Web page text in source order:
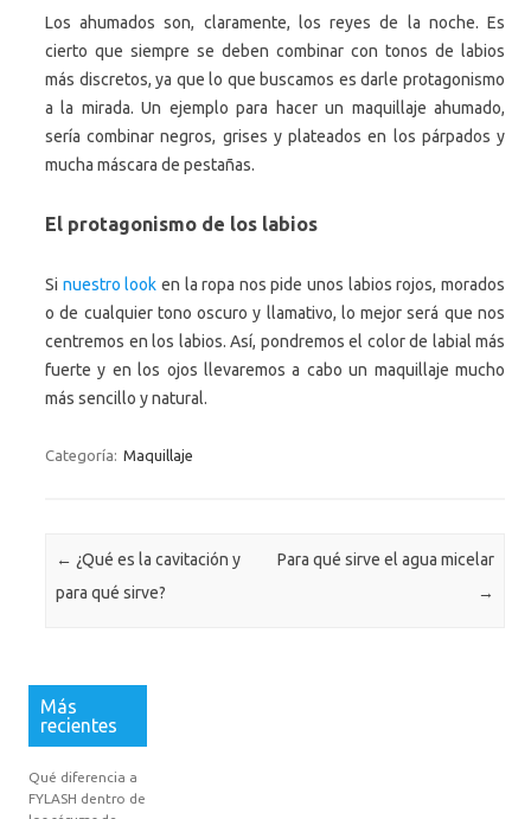
Los ahumados son, claramente, los reyes de la noche. Es
cierto que siempre se deben combinar con tonos de labios
más discretos, ya que lo que buscamos es darle protagonismo
a la mirada. Un ejemplo para hacer un maquillaje ahumado,
sería combinar negros, grises y plateados en los párpados y
mucha máscara de pestañas.
El protagonismo de los labios
Si nuestro look en la ropa nos pide unos labios rojos, morados
o de cualquier tono oscuro y llamativo, lo mejor será que nos
centremos en los labios. Así, pondremos el color de labial más
fuerte y en los ojos llevaremos a cabo un maquillaje mucho
más sencillo y natural.
Categoría: Maquillaje
Navegación de entradas
← ¿Qué es la cavitación y
para qué sirve?
Para qué sirve el agua micelar
→
Más
recientes
Qué diferencia a
FYLASH dentro de